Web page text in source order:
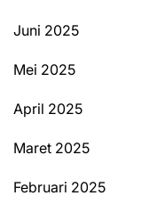
Juni 2025
Mei 2025
April 2025
Maret 2025
Februari 2025